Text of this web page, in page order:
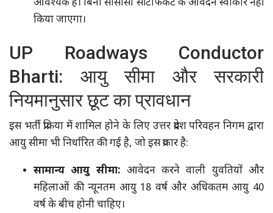
आवश्यक है। बिना सीसीसी सर्टिफिकेट के आवेदन स्वीकार नहीं
किया जाएगा।
UP Roadways Conductor
Bharti: आयु सीमा और सरकारी
नियमानुसार छूट का प्रावधान
इस भर्ती प्रक्रिया में शामिल होने के लिए उत्तर प्रदेश परिवहन निगम द्वारा
आयु सीमा भी निर्धारित की गई है, जो इस प्रकार है:
सामान्य आयु सीमा: आवेदन करने वाली युवतियों और
महिलाओं की न्यूनतम आयु 18 वर्ष और अधिकतम आयु 40
वर्ष के बीच होनी चाहिए।